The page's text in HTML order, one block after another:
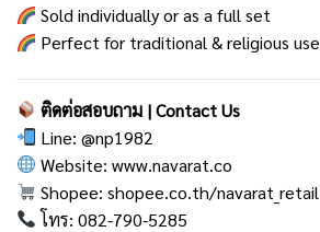
Sold individually or as a full set
Perfect for traditional & religious use
ติดต่อสอบถาม | Contact Us
Line:@np1982
Website:www.navarat.co
Shopee:shopee.co.th/navarat_retail
โทร: 082-790-5285